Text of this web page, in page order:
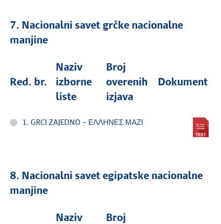
7. Nacionalni savet grčke nacionalne
manjine
Red. br.
Naziv
izborne
liste
Broj
overenih
izjava
Dokument
1. GRCI ZAJEDNO – ΕΛΛΗΝΕΣ ΜΑΖΙ
8. Nacionalni savet egipatske nacionalne
manjine
Naziv
Broj